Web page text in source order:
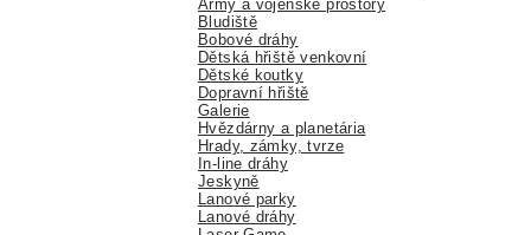
Army a vojenské prostory
Bludiště
Bobové dráhy
Dětská hřiště venkovní
Dětské koutky
Dopravní hřiště
Galerie
Hvězdárny a planetária
Hrady, zámky, tvrze
In-line dráhy
Jeskyně
Lanové parky
Lanové dráhy